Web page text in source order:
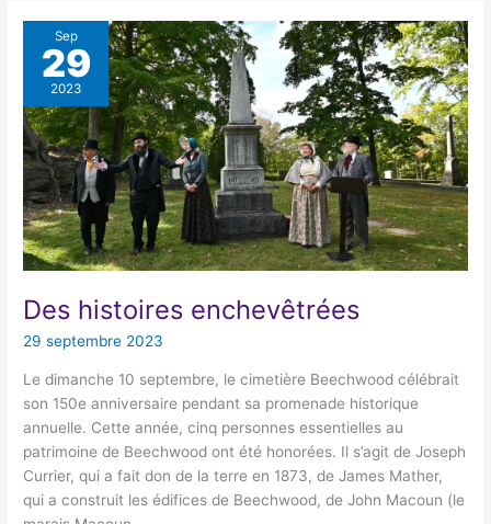
Sep
29
2023
Des histoires enchevêtrées
29 septembre 2023
Le dimanche 10 septembre, le cimetière Beechwood célébrait
son 150e anniversaire pendant sa promenade historique
annuelle. Cette année, cinq personnes essentielles au
patrimoine de Beechwood ont été honorées. Il s’agit de Joseph
Currier, qui a fait don de la terre en 1873, de James Mather,
qui a construit les édifices de Beechwood, de John Macoun (le